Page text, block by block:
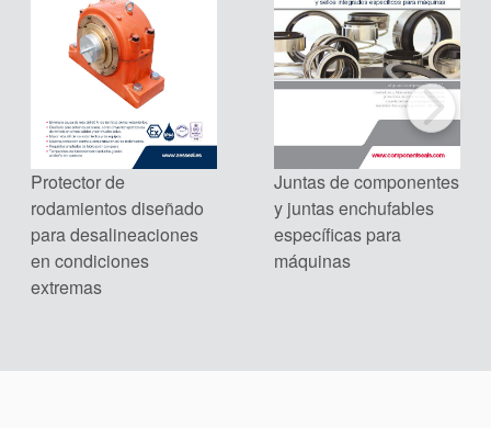
Certificaciones y
estándares
Contacto
Portal-cliente
Localizaciones
Noticias
Sostenibilidad
Protector de
rodamientos diseñado
para desalineaciones
en condiciones
extremas
Juntas de componentes
y juntas enchufables
específicas para
máquinas